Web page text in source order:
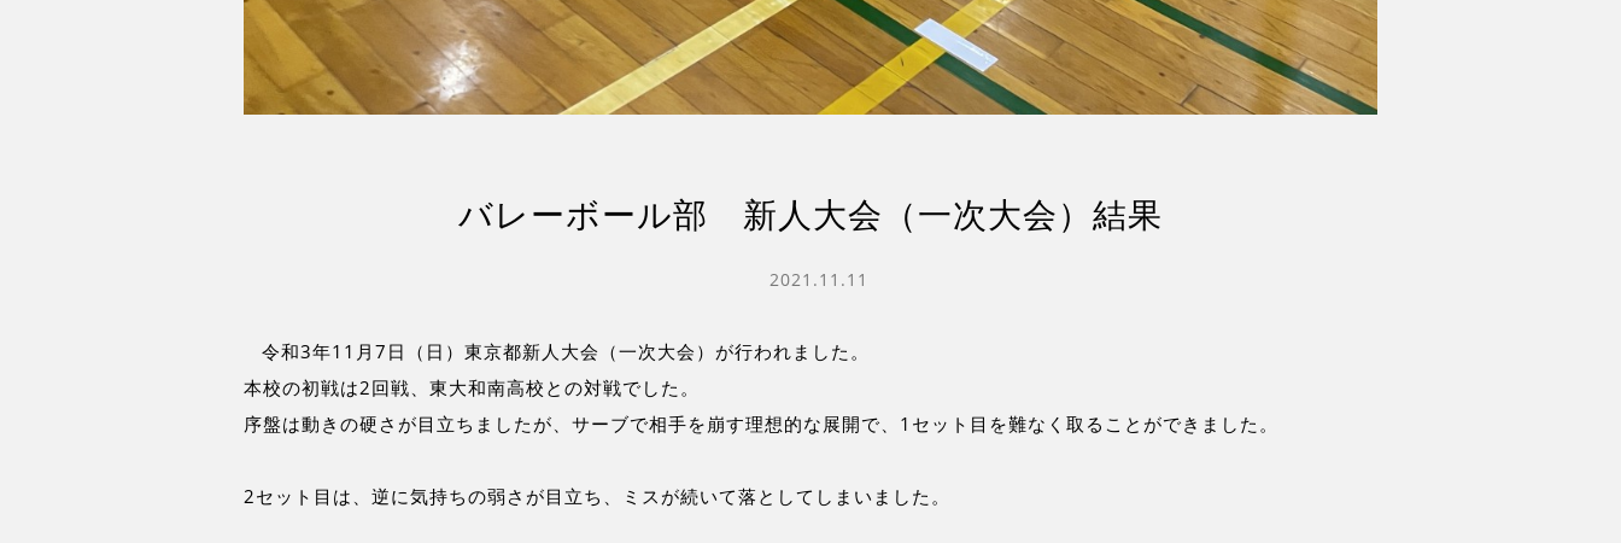
バレーボール部 新人大会（一次大会）結果
2021.11.11
令和3年11月7日（日）東京都新人大会（一次大会）が行われました。
本校の初戦は2回戦、東大和南高校との対戦でした。
序盤は動きの硬さが目立ちましたが、サーブで相手を崩す理想的な展開で、1セット目を難なく取ることができました。
2セット目は、逆に気持ちの弱さが目立ち、ミスが続いて落としてしまいました。